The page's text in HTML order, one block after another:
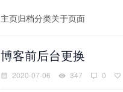
主页归档分类关于页面
博客前后台更换
2020-07-06 347 0